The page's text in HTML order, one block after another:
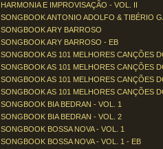
HARMONIA E IMPROVISAÇÃO - VOL. II
SONGBOOK ANTONIO ADOLFO & TIBÉRIO
SONGBOOK ARY BARROSO
SONGBOOK ARY BARROSO - EB
SONGBOOK AS 101 MELHORES CANÇÕES
SONGBOOK AS 101 MELHORES CANÇÕES
SONGBOOK AS 101 MELHORES CANÇÕES
SONGBOOK AS 101 MELHORES CANÇÕES
SONGBOOK BIA BEDRAN - VOL. 1
SONGBOOK BIA BEDRAN - VOL. 2
SONGBOOK BOSSA NOVA - VOL. 1
SONGBOOK BOSSA NOVA - VOL. 1 - EB